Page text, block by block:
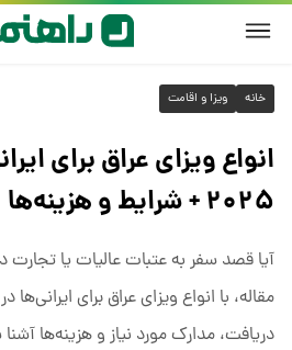
خانه ویزا و اقامت
انواع ویزای عراق برای
۲۰۲۵ + شرایط و هزینه‌ها
آیا قصد سفر به عتبات عالیات یا تجارت
دریافت، مدارک مورد نیاز و هزینه‌ها